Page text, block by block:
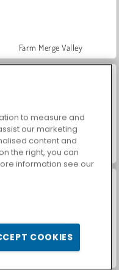
Farm Merge Valley
Let's Fish!
to measure and
our marketing
content and
the right, you can
information see our
COOKIES